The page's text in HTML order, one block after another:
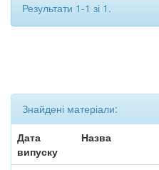
Результати 1-1 зі 1.
Знайдені матеріали:
Дата
випуску
Назва